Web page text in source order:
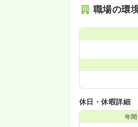
職場の環
休日・休暇詳細
年